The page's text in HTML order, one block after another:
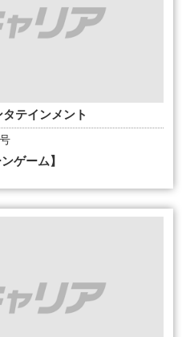
テインメント
ゲーム】